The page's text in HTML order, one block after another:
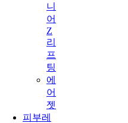
니
어
Z
리
프
팅
에
어
젯
피부레